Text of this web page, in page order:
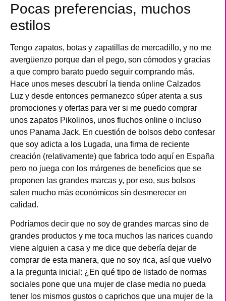
Pocas preferencias, muchos
estilos
Tengo zapatos, botas y zapatillas de mercadillo, y no me
avergüenzo porque dan el pego, son cómodos y gracias
a que compro barato puedo seguir comprando más.
Hace unos meses descubrí la tienda online Calzados
Luz y desde entonces permanezco súper atenta a sus
promociones y ofertas para ver si me puedo comprar
unos zapatos Pikolinos, unos fluchos online o incluso
unos Panama Jack. En cuestión de bolsos debo confesar
que soy adicta a los Lugada, una firma de reciente
creación (relativamente) que fabrica todo aquí en España
pero no juega con los márgenes de beneficios que se
proponen las grandes marcas y, por eso, sus bolsos
salen mucho más económicos sin desmerecer en
calidad.
Podríamos decir que no soy de grandes marcas sino de
grandes productos y me toca muchos las narices cuando
viene alguien a casa y me dice que debería dejar de
comprar de esta manera, que no soy rica, así que vuelvo
a la pregunta inicial: ¿En qué tipo de listado de normas
sociales pone que una mujer de clase media no pueda
tener los mismos gustos o caprichos que una mujer de la